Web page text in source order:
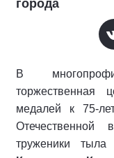
города
В
торжественная
медалей к 75-
труженики тыла